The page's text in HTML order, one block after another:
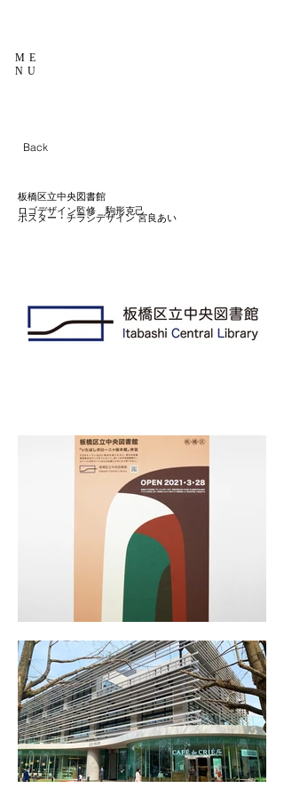
ME
NU
Back
板橋区立中央図書館
ロゴデザイン監修 駒形克己
ポスター・チラシデザイン 宮良あい